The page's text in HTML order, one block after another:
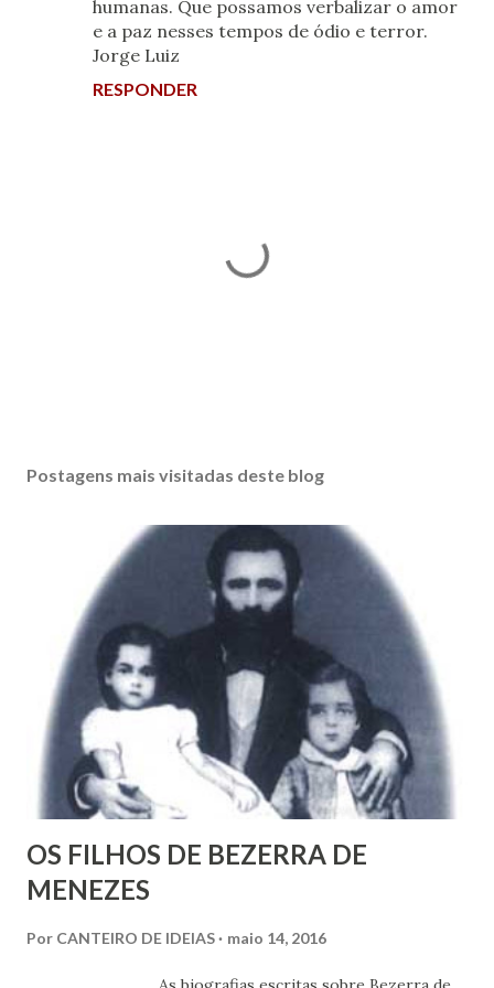
humanas. Que possamos verbalizar o amor
e a paz nesses tempos de ódio e terror.
Jorge Luiz
RESPONDER
s
Postagens mais visitadas deste blog
OS FILHOS DE BEZERRA DE
MENEZES
Por CANTEIRO DE IDEIAS maio 14, 2016